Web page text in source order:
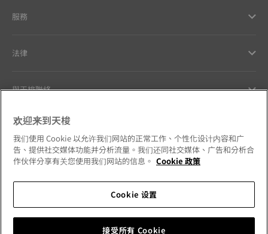
服務
法律
與天梭聯絡
Our commitments
Hong Kong SAR•香港特別行政區
Change country
欢迎来到天梭
我们使用 Cookie 以允许我们网站的正常工作、个性化设计内容和广
告、提供社交媒体功能并分析流量。我们还同社交媒体、广告和分析合
作伙伴分享有关您使用我们网站的信息。 Cookie 政策
Cookie 设置
接受所有 Cookie